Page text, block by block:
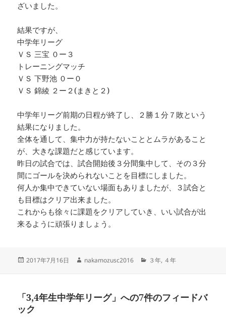
ざいました。
結果ですが、
中学年リーグ
ＶＳ 三宝 ０ー３
トレーニングマッチ
ＶＳ 下野池 ０ー０
ＶＳ 錦綾 ２ー２(まきと２)
中学年リーグ前期の日程が終了し、２勝１分７敗という
結果になりました。
全体を通して、集中力が持たないこととムラがあること
が、大きな課題だと感じています。
昨日の試合では、試合開始後３分間集中して、その３分
間にゴールを決められないことを目標にしました。
何人か集中できていない場面もありましたが、３試合と
も目標はクリア出来ました。
これからも徐々に課題をクリアしていき、いい試合が出
来るように頑張りましょう。
投
2017年7月16日
作
nakamozusc2016
カ
ー
３年, ４年
「3,4年生中学年リーグ」への7件のフィードバ
ック